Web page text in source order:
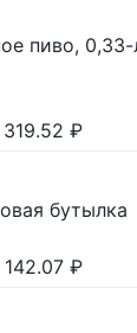
пиво, 0,33-
319.52 ₽
бутылка
142.07 ₽